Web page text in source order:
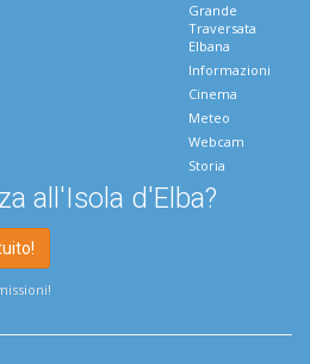
Grande
Traversata
Elbana
Informazioni
Cinema
Meteo
Webcam
Storia
all'Isola d'Elba?